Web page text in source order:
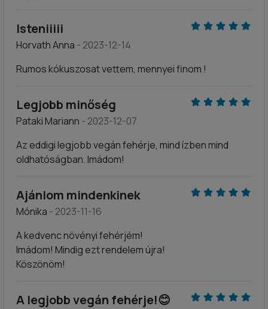
Isteniiiii
Horvath Anna - 2023-12-14
Rumos kókuszosat vettem, mennyei finom !
Legjobb minőség
Pataki Mariann - 2023-12-07
Az eddigi legjobb vegán fehérje, mind ízben mind
oldhatóságban. Imádom!
Ajánlom mindenkinek
Mónika - 2023-11-16
A kedvenc növényi fehérjém!
Imádom! Mindig ezt rendelem újra!
Köszönöm!
A legjobb vegán fehérje!😊